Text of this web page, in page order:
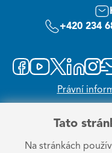
+420 234
Právní
Tato
Na stránkách